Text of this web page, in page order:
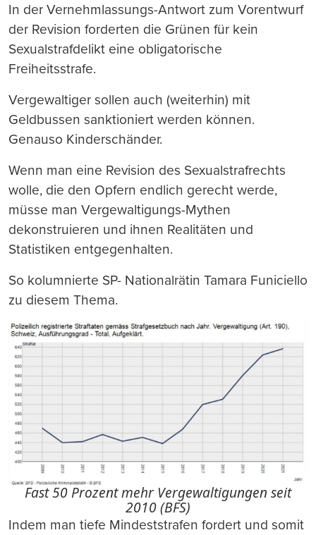
In der Vernehmlassungs-Antwort zum Vorentwurf
der Revision forderten die Grünen für kein
Sexualstrafdelikt eine obligatorische
Freiheitsstrafe.
Vergewaltiger sollen auch (weiterhin) mit
Geldbussen sanktioniert werden können.
Genauso Kinderschänder.
Wenn man eine Revision des Sexualstrafrechts
wolle, die den Opfern endlich gerecht werde,
müsse man Vergewaltigungs-Mythen
dekonstruieren und ihnen Realitäten und
Statistiken entgegenhalten.
So kolumnierte SP- Nationalrätin Tamara Funiciello
zu diesem Thema.
Fast 50 Prozent mehr Vergewaltigungen seit
2010 (BFS)
Indem man tiefe Mindeststrafen fordert und somit